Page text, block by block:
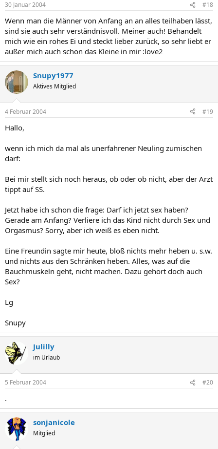
30 Januar 2004 #18
Wenn man die Männer von Anfang an an alles teilhaben lässt,
sind sie auch sehr verständnisvoll. Meiner auch! Behandelt
mich wie ein rohes Ei und steckt lieber zurück, so sehr liebt er
außer mich auch schon das Kleine in mir :love2
Snupy1977
Aktives Mitglied
4 Februar 2004 #19
Hallo,
wenn ich mich da mal als unerfahrener Neuling zumischen
darf:
Bei mir stellt sich noch heraus, ob oder ob nicht, aber der Arzt
tippt auf SS.
Jetzt habe ich schon die frage: Darf ich jetzt sex haben?
Gerade am Anfang? Verliere ich das Kind nicht durch Sex und
Orgasmus? Sorry, aber ich weiß es eben nicht.
Eine Freundin sagte mir heute, bloß nichts mehr heben u. s.w.
und nichts aus den Schränken heben. Alles, was auf die
Bauchmuskeln geht, nicht machen. Dazu gehört doch auch
Sex?
Lg
Snupy
Julilly
im Urlaub
5 Februar 2004 #20
.
sonjanicole
Mitglied